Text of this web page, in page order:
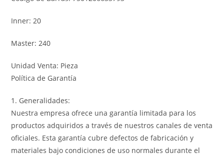
Inner: 20
Master: 240
Unidad Venta: Pieza
Política de Garantía
1. Generalidades:
Nuestra empresa ofrece una garantía limitada para los
productos adquiridos a través de nuestros canales de venta
oficiales. Esta garantía cubre defectos de fabricación y
materiales bajo condiciones de uso normales durante el